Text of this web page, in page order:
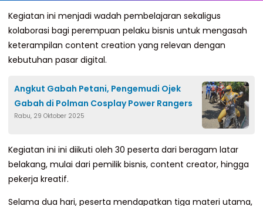
Kegiatan ini menjadi wadah pembelajaran sekaligus
kolaborasi bagi perempuan pelaku bisnis untuk mengasah
keterampilan content creation yang relevan dengan
kebutuhan pasar digital.
Angkut Gabah Petani, Pengemudi Ojek
Gabah di Polman Cosplay Power Rangers
Rabu, 29 Oktober 2025
Kegiatan ini ini diikuti oleh 30 peserta dari beragam latar
belakang, mulai dari pemilik bisnis, content creator, hingga
pekerja kreatif.
Selama dua hari, peserta mendapatkan tiga materi utama,